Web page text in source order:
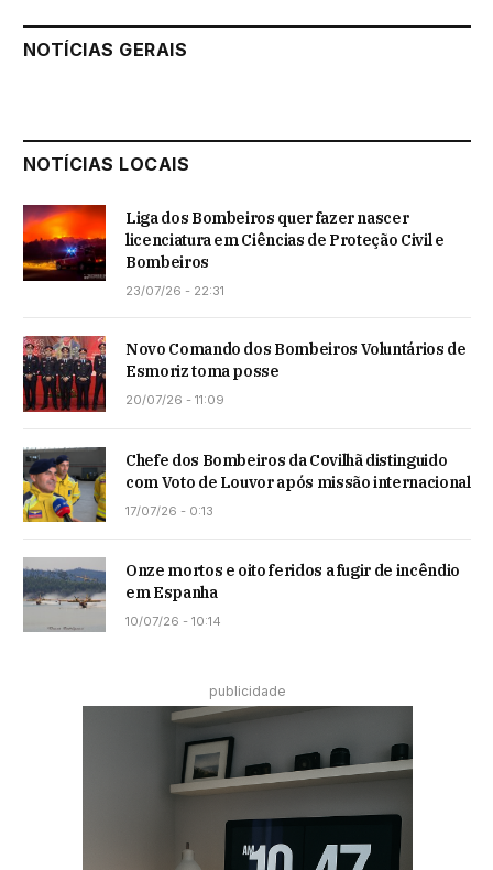
NOTÍCIAS GERAIS
NOTÍCIAS LOCAIS
Liga dos Bombeiros quer fazer nascer
licenciatura em Ciências de Proteção Civil e
Bombeiros
23/07/26 - 22:31
Novo Comando dos Bombeiros Voluntários de
Esmoriz toma posse
20/07/26 - 11:09
Chefe dos Bombeiros da Covilhã distinguido
com Voto de Louvor após missão internacional
17/07/26 - 0:13
Onze mortos e oito feridos a fugir de incêndio
em Espanha
10/07/26 - 10:14
publicidade